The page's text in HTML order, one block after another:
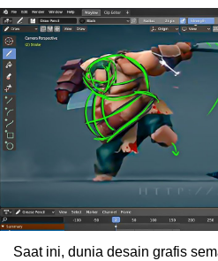
Saat ini, dunia desain grafis